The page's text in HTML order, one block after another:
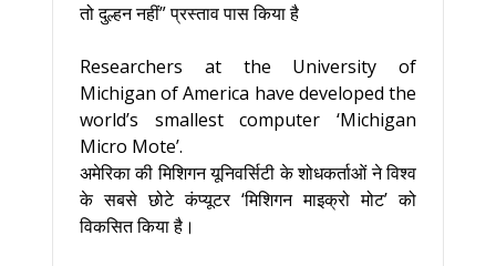
तो दुल्हन नहीं” प्रस्ताव पास किया है
Researchers at the University of
Michigan of America have developed the
world’s smallest computer ‘Michigan
Micro Mote’.
अमेरिका की मिशिगन यूनिवर्सिटी के शोधकर्ताओं ने विश्व
के सबसे छोटे कंप्यूटर ‘मिशिगन माइक्रो मोट’ को
विकसित किया है।